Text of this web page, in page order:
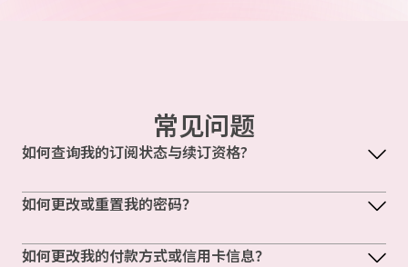
常见问题
如何查询我的订阅状态与续订资格?
如何更改或重置我的密码？
如何更改我的付款方式或信用卡信息？